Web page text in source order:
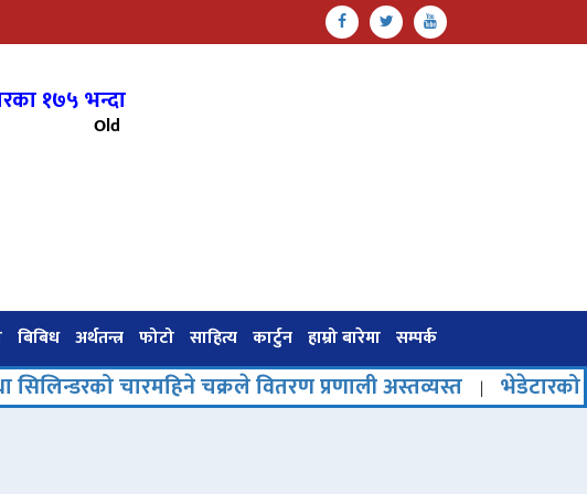
१७५ भन्दा
Old
बिबिध अर्थतन्त्र फोटो साहित्य कार्टुन हाम्रो बारेमा सम्पर्क
चारमहिने चक्रले वितरण प्रणाली अस्तव्यस्त | भेडेटारको पर्यटनमा